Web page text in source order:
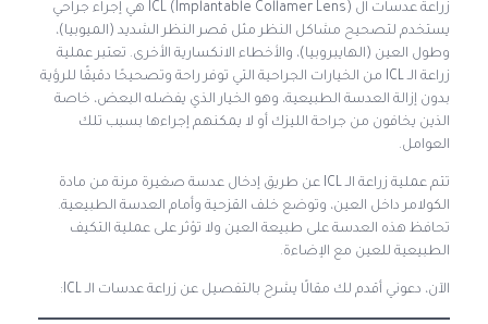
زراعة عدسات ال ICL (Implantable Collamer Lens) هي إجراء جراحي
يستخدم لتصحيح مشاكل النظر مثل قصر النظر الشديد (الميوبيا)،
وطول العين (الهايبروبيا)، والأخطاء الانكسارية الأخرى. تعتبر عملية
زراعة الـ ICL من الخيارات الجراحية التي توفر راحة وتصحيحًا دقيقًا للرؤية
بدون إزالة العدسة الطبيعية، وهو الخيار الذي يفضله البعض، خاصة
الذين يخافون من جراحة الليزك أو لا يمكنهم إجراءها بسبب تلك
العوامل.
تتم عملية زراعة الـ ICL عن طريق إدخال عدسة صغيرة مرنة من مادة
الكولامر داخل العين، وتوضع خلف القزحية وأمام العدسة الطبيعية.
تحافظ هذه العدسة على طبيعة العين ولا تؤثر على عملية التكيف
الطبيعية للعين مع الإضاءة.
الآن، دعوني أقدم لك مقالًا يشرح بالتفصيل عن زراعة عدسات الـ ICL: